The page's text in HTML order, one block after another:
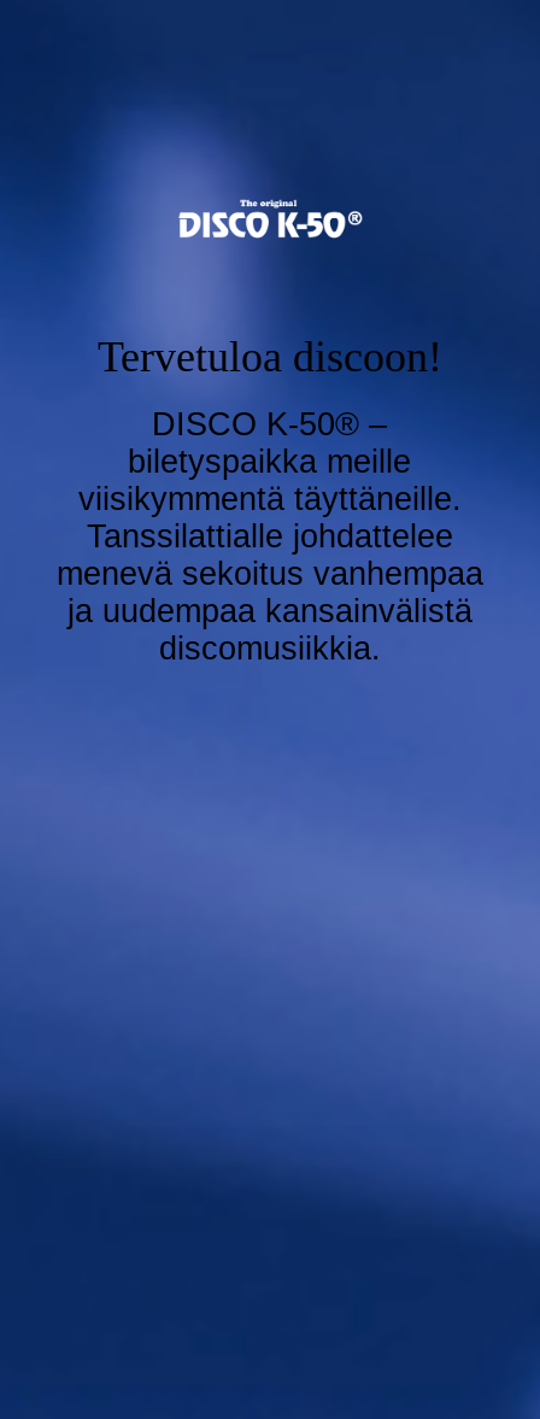
Tervetuloa discoon!
DISCO K-50® –
biletyspaikka meille
viisikymmentä täyttäneille.
Tanssilattialle johdattelee
menevä sekoitus vanhempaa
ja uudempaa kansainvälistä
discomusiikkia.